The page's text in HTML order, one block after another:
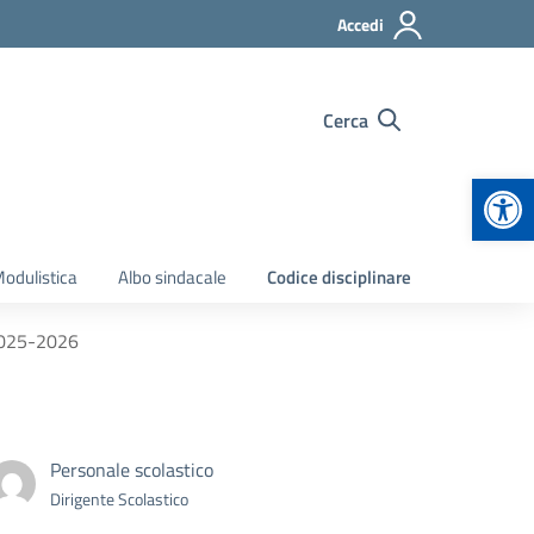
Accedi
Cerca
Albo sindacale Codice disciplinare
2026
Personale scolastico
Dirigente Scolastico